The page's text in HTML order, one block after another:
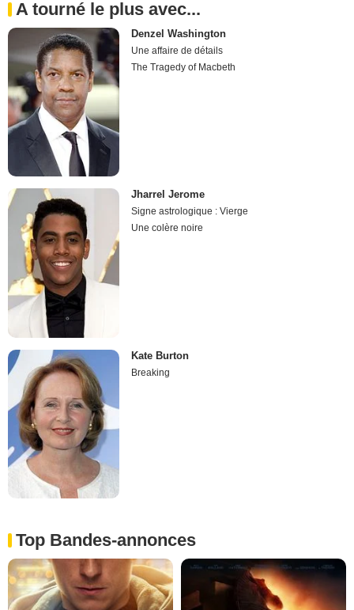
A tourné le plus avec...
Denzel Washington
Une affaire de détails
The Tragedy of Macbeth
Jharrel Jerome
Signe astrologique : Vierge
Une colère noire
Kate Burton
Breaking
Top Bandes-annonces